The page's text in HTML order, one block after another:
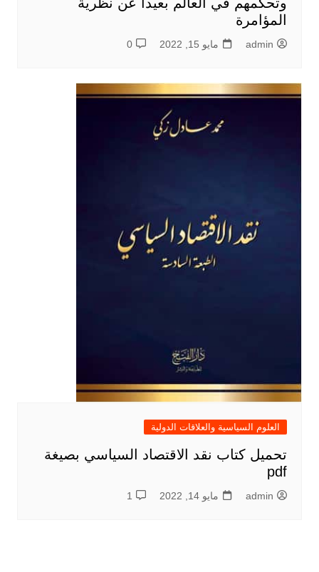
المؤامرة
admin مايو 15, 2022 0
العلوم السياسية والعلاقات الدولية
تحميل كتاب نقد الاقتصاد السياسي بصيغة
pdf
admin مايو 14, 2022 1